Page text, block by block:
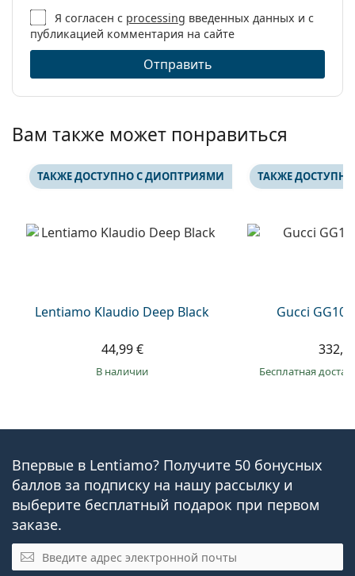
Я согласен с processing введенных данных и с
публикацией комментария на сайте
Отправить
Вам также может понравиться
Lentiamo Klaudio Deep Black
ТАКЖЕ ДОСТУПНО С ДИОПТРИЯМИ
44,99 €
в наличии
Gucci
ТАКЖЕ
Бесплатная
Впервые в Lentiamo? Получите 50 бонусных
баллов за подписку на нашу рассылку и
выберите бесплатный подарок при первом
заказе.
Эл. почта